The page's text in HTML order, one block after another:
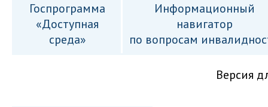
Госпрограмма
«Доступная
среда»
Информационный
навигатор
по вопросам
Версия